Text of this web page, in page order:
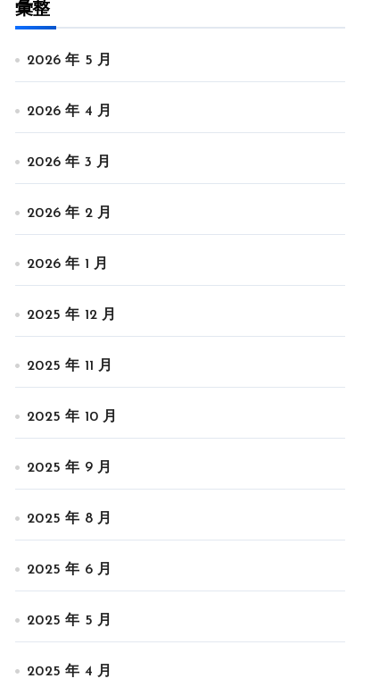
彙整
2026 年 5 月
2026 年 4 月
2026 年 3 月
2026 年 2 月
2026 年 1 月
2025 年 12 月
2025 年 11 月
2025 年 10 月
2025 年 9 月
2025 年 8 月
2025 年 6 月
2025 年 5 月
2025 年 4 月